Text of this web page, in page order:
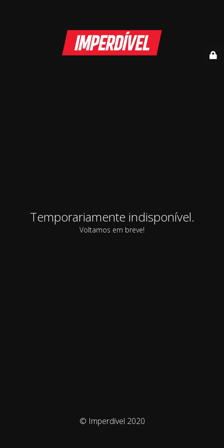
Temporariamente indisponível.
Voltamos em breve!
© Imperdível 2020